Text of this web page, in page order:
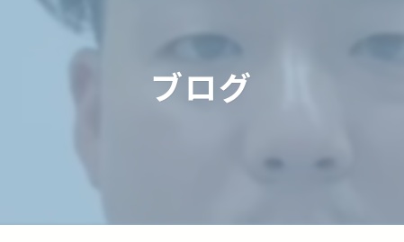
ブログ